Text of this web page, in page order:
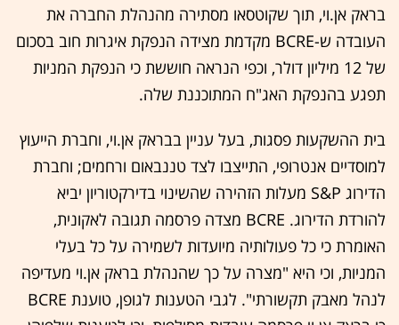
בראק אן.וי, תוך שקוטסאו מסתירה מהנהלת החברה את
העובדה ש-BCRE מקדמת מצידה הנפקת איגרות חוב בסכום
של 12 מיליון דולר, וכפי הנראה חוששת כי הנפקת המניות
תפגע בהנפקת האג"ח המתוכננת שלה.
בית ההשקעות פסגות, בעל עניין בבראק אן.וי, וחברת הייעוץ
למוסדיים אנטרופי, התייצבו לצד טננבאום ורחמים; וחברת
הדירוג S&P מעלות הזהירה שהשינוי בדירקטוריון יביא
להורדת הדירוג. BCRE מצדה פרסמה תגובה לאקונית,
האומרת כי כל פעולותיה מיועדות לשמירה על כל בעלי
המניות, וכי היא "מצרה על כך שהנהלת בראק אן.וי מעדיפה
לנהל מאבק תקשורתי". לגבי הטענות לגופן, טוענת BCRE